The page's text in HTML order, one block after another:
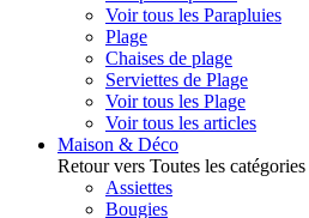
Voir tous les Parapluies
Plage
Chaises de plage
Serviettes de Plage
Voir tous les Plage
Voir tous les articles
Maison & Déco
Retour vers Toutes les catégories
Assiettes
Bougies